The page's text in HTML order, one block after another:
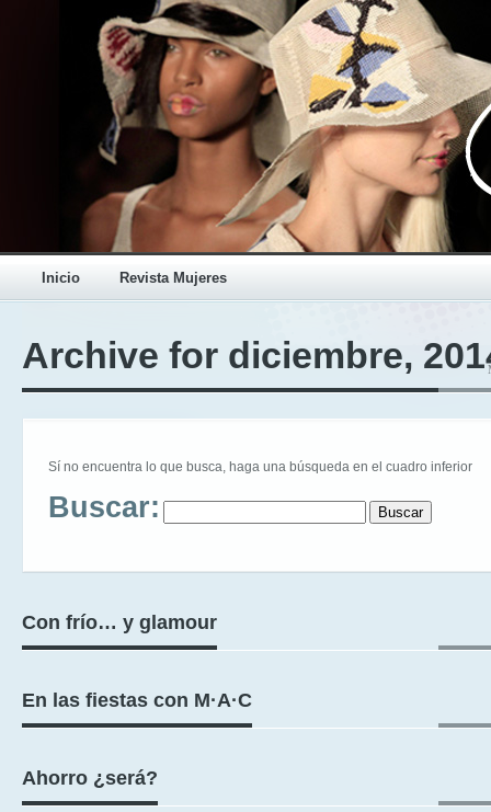
Inicio Revista Mujeres
Archive for diciembre,
Sí no encuentra lo que busca, haga una búsqueda en el cuadro inferior
Buscar:
Con frío… y glamour
En las fiestas con M·A·C
Ahorro ¿será?